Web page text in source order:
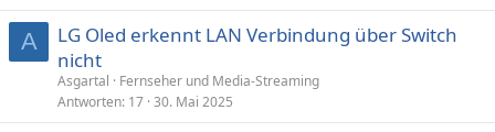
A
LG Oled erkennt LAN Verbindung über Switch
nicht
Asgartal
Fernseher und Media-Streaming
Antworten 17 30. Mai 2025